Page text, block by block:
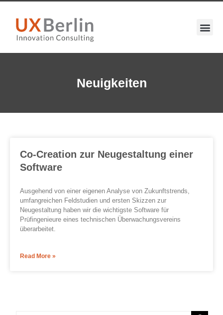
Neuigkeiten
Co-Creation zur Neugestaltung einer
Software
Ausgehend von einer eigenen Analyse von Zukunftstrends,
umfangreichen Feldstudien und ersten Skizzen zur
Neugestaltung haben wir die wichtigste Software für
Prüfingenieure eines technischen Überwachungsvereins
überarbeitet.
Read More »